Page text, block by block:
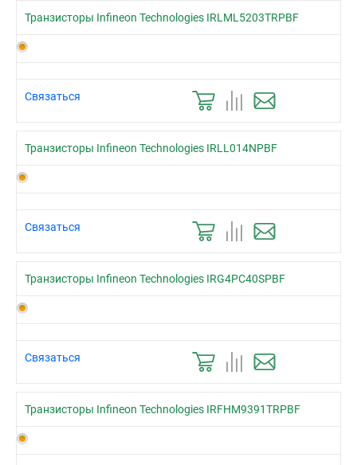
Транзисторы Infineon Technologies IRLML5203TRPBF
Связаться
Транзисторы Infineon Technologies IRLL014NPBF
Связаться
Транзисторы Infineon Technologies IRG4PC40SPBF
Связаться
Транзисторы Infineon Technologies IRFHM9391TRPBF